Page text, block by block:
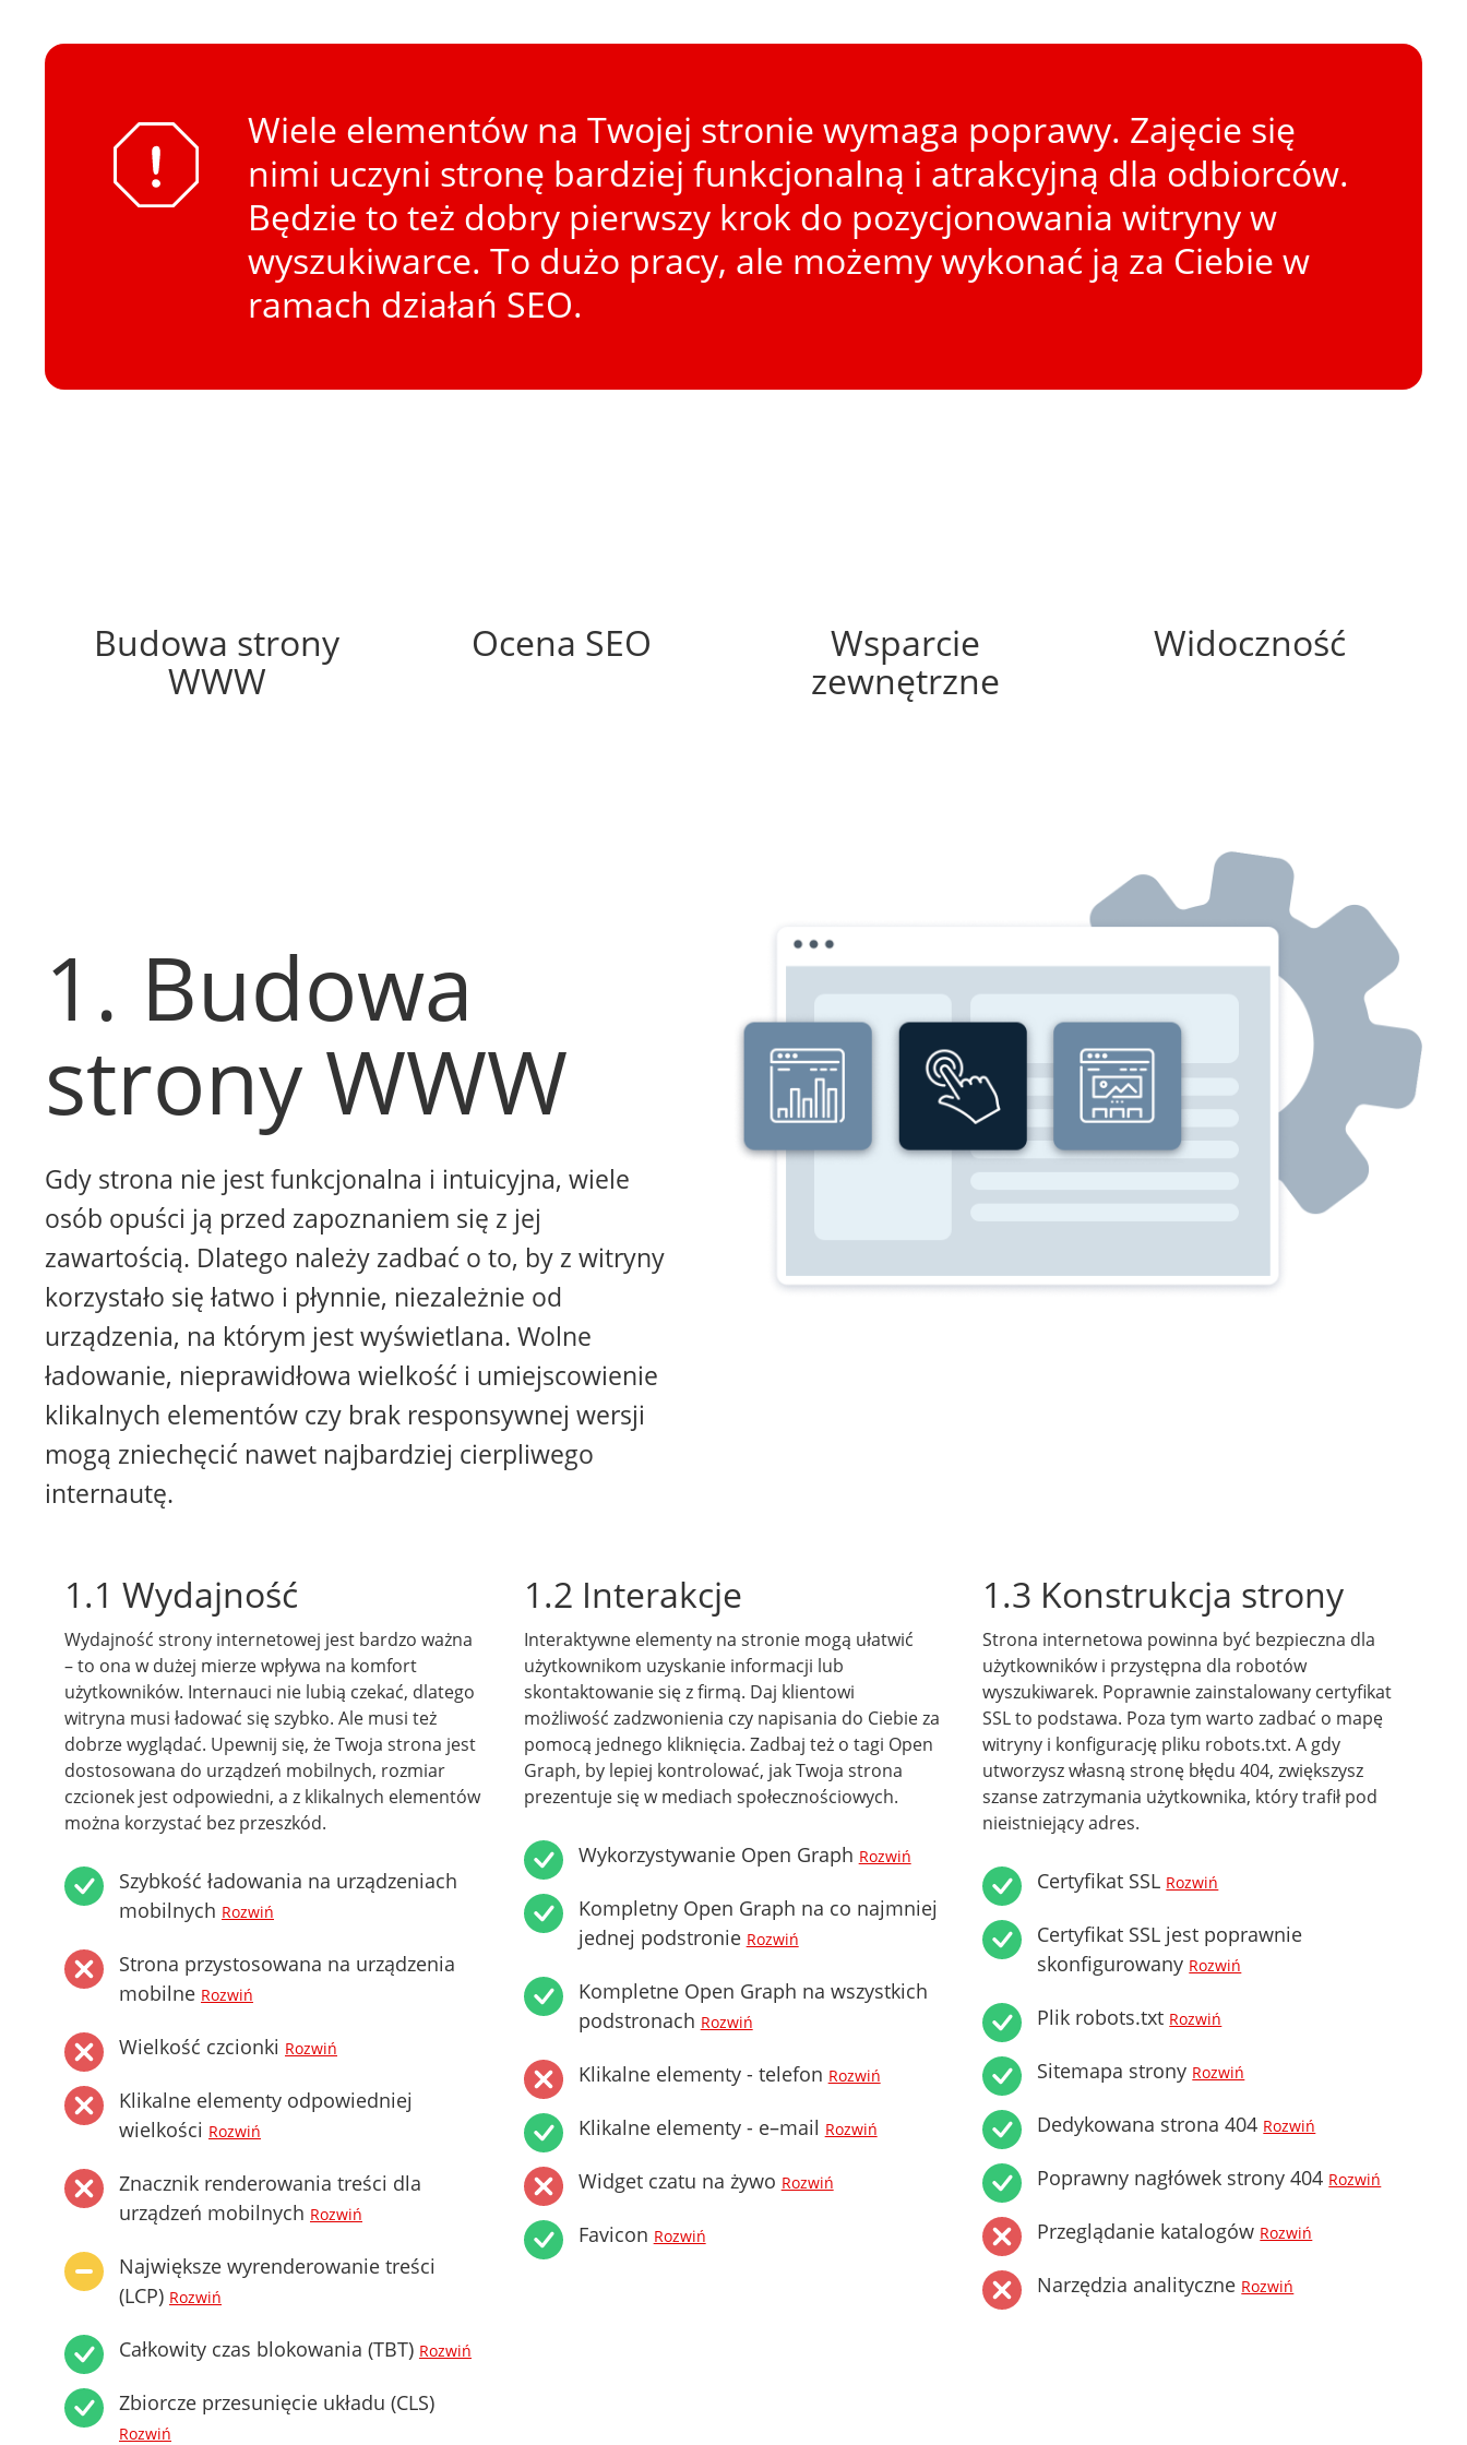
Wiele elementów na Twojej stronie wymaga poprawy. Zajęcie się
nimi uczyni stronę bardziej funkcjonalną i atrakcyjną dla odbiorców.
Będzie to też dobry pierwszy krok do pozycjonowania witryny w
wyszukiwarce. To dużo pracy, ale możemy wykonać ją za Ciebie w
ramach działań SEO.
Budowa strony
WWW
Ocena SEO
Wsparcie
zewnętrzne
Widoczność
1. Budowa
strony WWW
Gdy strona nie jest funkcjonalna i intuicyjna, wiele
osób opuści ją przed zapoznaniem się z jej
zawartością. Dlatego należy zadbać o to, by z witryny
korzystało się łatwo i płynnie, niezależnie od
urządzenia, na którym jest wyświetlana. Wolne
ładowanie, nieprawidłowa wielkość i umiejscowienie
klikalnych elementów czy brak responsywnej wersji
mogą zniechęcić nawet najbardziej cierpliwego
internautę.
1.1 Wydajność
Wydajność strony internetowej jest bardzo ważna
– to ona w dużej mierze wpływa na komfort
użytkowników. Internauci nie lubią czekać, dlatego
witryna musi ładować się szybko. Ale musi też
dobrze wyglądać. Upewnij się, że Twoja strona jest
dostosowana do urządzeń mobilnych, rozmiar
czcionek jest odpowiedni, a z klikalnych elementów
można korzystać bez przeszkód.
Szybkość ładowania na urządzeniach
mobilnych Rozwiń
Strona przystosowana na urządzenia
mobilne Rozwiń
Wielkość czcionki Rozwiń
Klikalne elementy odpowiedniej
wielkości Rozwiń
Znacznik renderowania treści dla
urządzeń mobilnych Rozwiń
Największe wyrenderowanie treści
(LCP) Rozwiń
Całkowity czas blokowania (TBT) Rozwiń
Zbiorcze przesunięcie układu (CLS)
Rozwiń
1.2 Interakcje
Interaktywne elementy na stronie mogą ułatwić
użytkownikom uzyskanie informacji lub
skontaktowanie się z firmą. Daj klientowi
możliwość zadzwonienia czy napisania do Ciebie za
pomocą jednego kliknięcia. Zadbaj też o tagi Open
Graph, by lepiej kontrolować, jak Twoja strona
prezentuje się w mediach społecznościowych.
Wykorzystywanie Open Graph Rozwiń
Kompletny Open Graph na co najmniej
jednej podstronie Rozwiń
Kompletne Open Graph na wszystkich
podstronach Rozwiń
Klikalne elementy - telefon Rozwiń
Klikalne elementy - e–mail Rozwiń
Widget czatu na żywo Rozwiń
Favicon Rozwiń
1.3 Konstrukcja strony
Strona internetowa powinna być bezpieczna dla
użytkowników i przystępna dla robotów
wyszukiwarek. Poprawnie zainstalowany certyfikat
SSL to podstawa. Poza tym warto zadbać o mapę
witryny i konfigurację pliku robots.txt. A gdy
utworzysz własną stronę błędu 404, zwiększysz
szanse zatrzymania użytkownika, który trafił pod
nieistniejący adres.
Certyfikat SSL Rozwiń
Certyfikat SSL jest poprawnie
skonfigurowany Rozwiń
Plik robots.txt Rozwiń
Sitemapa strony Rozwiń
Dedykowana strona 404 Rozwiń
Poprawny nagłówek strony 404 Rozwiń
Przeglądanie katalogów Rozwiń
Narzędzia analityczne Rozwiń